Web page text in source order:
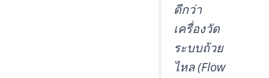
ดีกว่า
เครื่องวัด
ระบบถ้วย
ไหล (Flow